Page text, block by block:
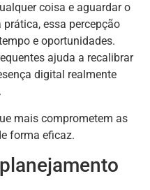
coisa e aguardar o
essa percepção
e oportunidades.
ajuda a recalibrar
digital realmente
mais comprometem as
forma eficaz.